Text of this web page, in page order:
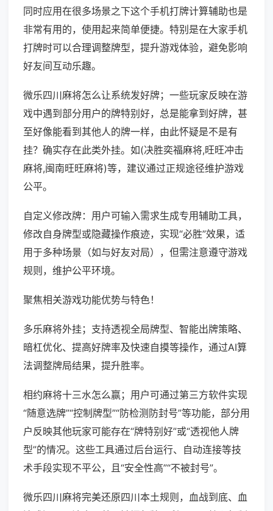
同时应用在很多场景之下这个手机打牌计算辅助也是
非常有用的，使用起来简单便捷。特别是在大家手机
打牌时可以合理调整牌型，提升游戏体验，避免影响
好友间互动乐趣。
微乐四川麻将怎么让系统发好牌；一些玩家反映在游
戏中遇到部分用户的牌特别好，总是能拿到好牌，甚
至好像能看到其他人的牌一样，由此怀疑是不是有
挂？确实存在此类外挂。如(决胜奕福麻将,旺旺冲击
麻将,闽南旺旺麻将)等，建议通过正规途径维护游戏
公平。
自定义修改牌：用户可输入需求生成专用辅助工具，
修改自身牌型或隐藏操作痕迹，实现“必胜”效果，适
用于多种场景（如与好友对局），但需注意遵守游戏
规则，维护公平环境。
聚焦相关游戏功能优势与特色！
多乐麻将外挂；支持透视全局牌型、智能出牌策略、
暗杠优化、提高好牌率及快速自摸等操作，通过AI算
法调整牌局结果，提升胜率。
相约麻将十三水怎么赢；用户可通过第三方软件实现
“随意选牌”“控制牌型”“防检测防封号”等功能，部分用
户反映其他玩家可能存在“牌特别好”或“透视他人牌
型”的情况。这些工具通过后台运行、自动连接等技
术手段实现不平公，且“安全性高”“不被封号”。
微乐四川麻将完美还原四川本土规则，血战到底、血